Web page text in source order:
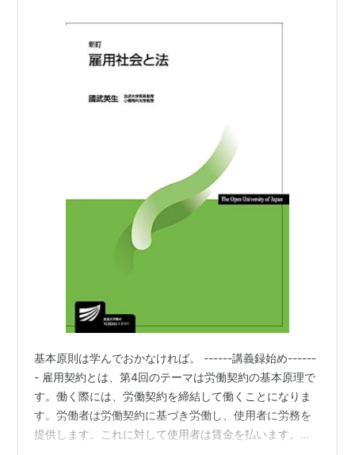
回）＃放送大学講義録
基本原則は学んでおかなければ。 ------講義録始め------
- 雇用契約とは、第4回のテーマは労働契約の基本原理で
す。働く際には、労働契約を締結して働くことになりま
す。労働者は労働契約に基づき労働し、使用者に労務を
提供します。これに対して使用者は賃金を払います。で